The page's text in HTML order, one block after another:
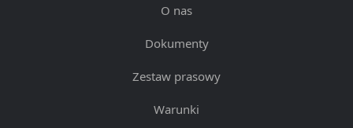
O nas
Dokumenty
Zestaw prasowy
Warunki